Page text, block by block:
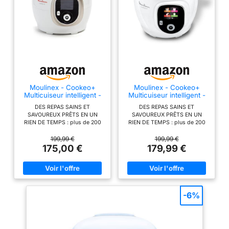
chaque fois ; le
multicuiseur haute
pression adapte pour
vous la cuisson en
quantités et du
nombre de convives
VARIEZ LES PLAISIRS
AVEC LES RECETTES
EXTRA CRISP :
qui allient Cookeo et
le couvercle Extra
Crisp, en passant de
la cuisson sous
pression à la
COMPATIBILITE :
avec tous les Cookeo
Moulinex - Cookeo+
Multicuiseur intelligent -
DES REPAS SAINS ET
SAVOUREUX PRÊTS EN UN
RIEN DE TEMPS : plus de 200
moins de 10 minutes avec le
multicuiseur haute pression
Cookeo et l'application
MyMoulinex UN MAXIMUM
D’INSPIRATION : 150 recettes
intégrées, et bien plus encore à
de votre Cookeo pour des
199,99 €
175,00 €
Moulinex - Cookeo+
Multicuiseur intelligent -
DES REPAS SAINS ET
SAVOUREUX PRÊTS EN UN
RIEN DE TEMPS : plus de 200
moins de 10 minutes avec le
multicuiseur haute pression
Cookeo et l'application
MyMoulinex UN MAXIMUM
D’INSPIRATION : 80 recettes
intégrées, et bien plus encore à
gratuite MyMoulinex LAISSEZ-
VOUS GUIDER : suivez les
recettes pas à pas sur l'écran
de votre Cookeo pour des
199,99 €
179,99 €
-6%